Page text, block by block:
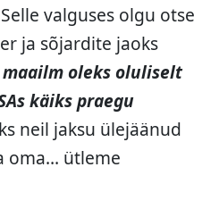
valguses olgu otse
ja sõjardite jaoks
maailm oleks oluliselt
käiks praegu
neil jaksu ülejäänud
oma… ütleme